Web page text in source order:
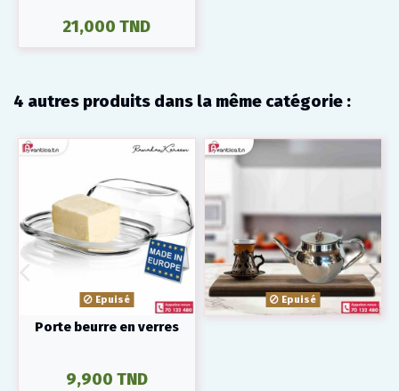
21,000 TND
4 autres produits dans la même catégorie :
Epuisé
Porte beurre en verres
9,900 TND
Epuisé